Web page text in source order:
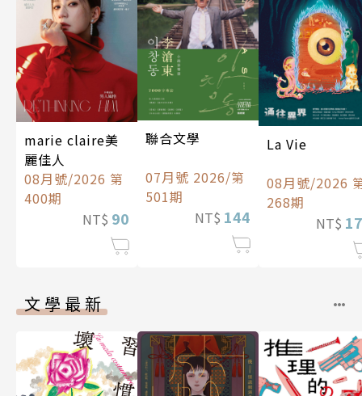
marie claire美
麗佳人
08月號/2026 第
400期
NT$ 90
聯合文學
07月號 2026/第
501期
NT$ 144
La Vie
08月號/2026
268期
NT$
文學最新